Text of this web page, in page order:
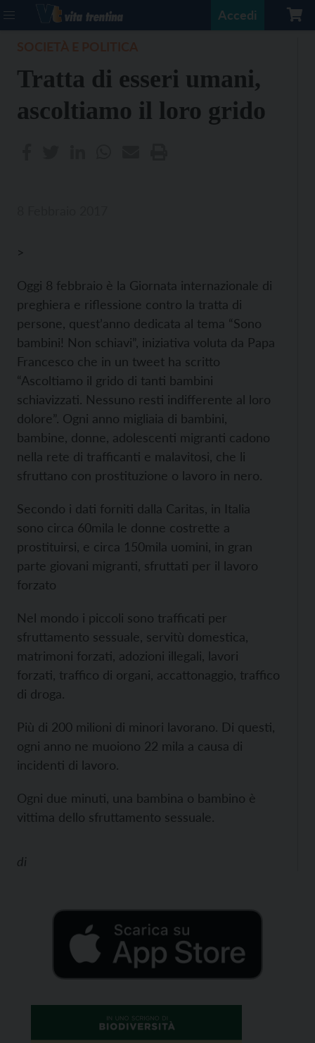
Accedi
Tratta di esseri umani,
ascoltiamo il loro grido
>
Oggi 8 febbraio è la Giornata internazionale di
preghiera e riflessione contro la tratta di
persone, quest’anno dedicata al tema “Sono
bambini! Non schiavi”, iniziativa voluta da Papa
Francesco che in un tweet ha scritto
“Ascoltiamo il grido di tanti bambini
schiavizzati. Nessuno resti indifferente al loro
dolore”. Ogni anno migliaia di bambini,
bambine, donne, adolescenti migranti cadono
nella rete di trafficanti e malavitosi, che li
sfruttano con prostituzione o lavoro in nero.
Secondo i dati forniti dalla Caritas, in Italia
sono circa 60mila le donne costrette a
prostituirsi, e circa 150mila uomini, in gran
parte giovani migranti, sfruttati per il lavoro
forzato
Nel mondo i piccoli sono trafficati per
sfruttamento sessuale, servitù domestica,
matrimoni forzati, adozioni illegali, lavori
forzati, traffico di organi, accattonaggio, traffico
di droga.
Più di 200 milioni di minori lavorano. Di questi,
ogni anno ne muoiono 22 mila a causa di
incidenti di lavoro.
Ogni due minuti, una bambina o bambino è
vittima dello sfruttamento sessuale.
di